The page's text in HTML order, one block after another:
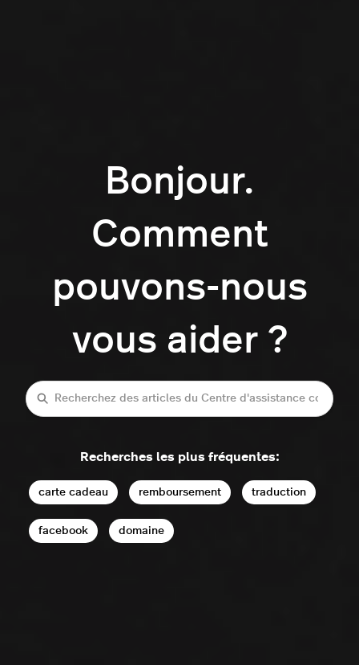
Bonjour.
Comment
pouvons-nous
vous aider ?
Recherche
Recherches les plus fréquentes:
carte cadeau remboursement traduction
facebook domaine